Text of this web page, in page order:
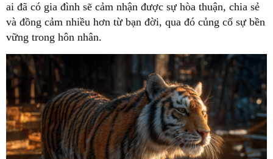
ai đã có gia đình sẽ cảm nhận được sự hòa thuận, chia sẻ
và đồng cảm nhiều hơn từ bạn đời, qua đó củng cố sự bền
vững trong hôn nhân.